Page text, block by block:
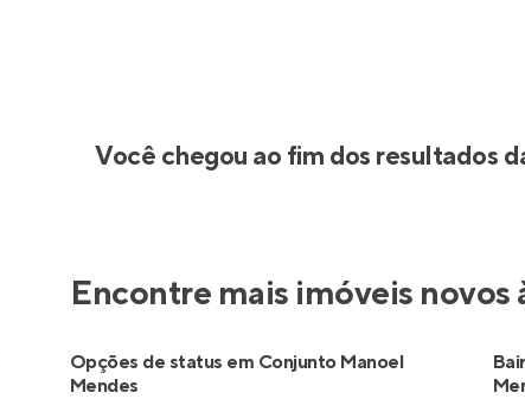
Você chegou ao fim dos resultados
Encontre mais imóveis novos
Opções de status em Conjunto Manoel
Mendes